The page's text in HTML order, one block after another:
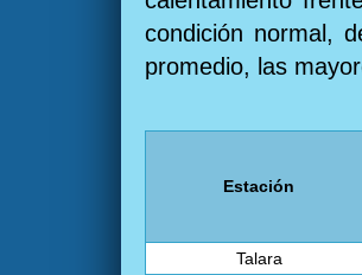
condición normal,
promedio, las
Estación
Talara